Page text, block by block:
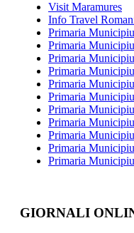
Visit Maramures
Info Travel
Primaria
Primaria
Primaria
Primaria
Primaria
Primaria
Primaria
Primaria
Primaria
Primaria
Primaria
GIORNALI